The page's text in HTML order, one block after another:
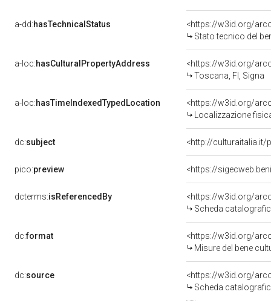
a-dd:hasTechnicalStatus
<https://w3id.org/
Stato tecnico del
a-loc:hasCulturalPropertyAddress
<https://w3id.org/
Toscana, FI, Signa
a-loc:hasTimeIndexedTypedLocation
<https://w3id.org/
Localizzazione
dc:subject <http://culturaitalia.it/
pico:preview <https://
dcterms:isReferencedBy
<https://w3id.org/
Scheda
dc:format
<https://w3id.org/
Misure del bene
dc:source
<https://w3id.org/
Scheda